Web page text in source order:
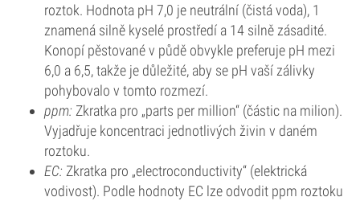
roztok. Hodnota pH 7,0 je neutrální (čistá voda), 1
znamená silně kyselé prostředí a 14 silně zásadité.
Konopí pěstované v půdě obvykle preferuje pH mezi
6,0 a 6,5, takže je důležité, aby se pH vaší zálivky
pohybovalo v tomto rozmezí.
ppm: Zkratka pro „parts per million“ (částic na milion).
Vyjadřuje koncentraci jednotlivých živin v daném
roztoku.
EC: Zkratka pro „electroconductivity“ (elektrická
vodivost). Podle hodnoty EC lze odvodit ppm roztoku